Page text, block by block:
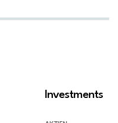
Investments